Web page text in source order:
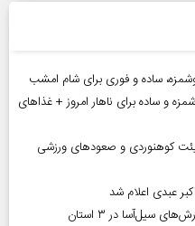
| ۲۰ پیشنهاد خوشمزه و ساده برای ناهار امروز + غذاهای
کوهنوردی و صعودهای ورزشی
عبدی اعلام شد